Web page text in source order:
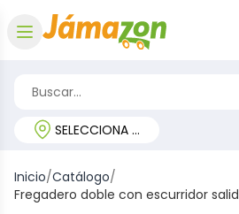
SELECCIONA TU REGIÓN
Inicio/Catálogo/
Fregadero doble con escurridor